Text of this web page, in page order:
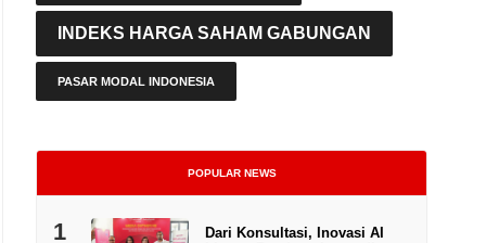
INDEKS HARGA SAHAM GABUNGAN
PASAR MODAL INDONESIA
POPULAR NEWS
1
Dari Konsultasi, Inovasi AI